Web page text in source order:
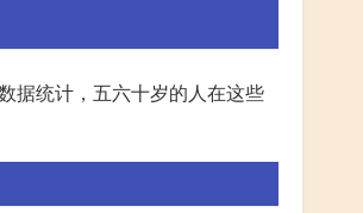
据统计，五六十岁的人在这些